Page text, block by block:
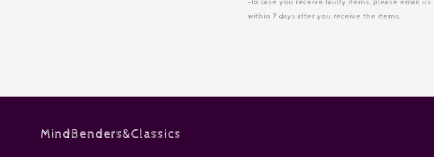
within 7 days after you receive the items.
MindBenders&Classics